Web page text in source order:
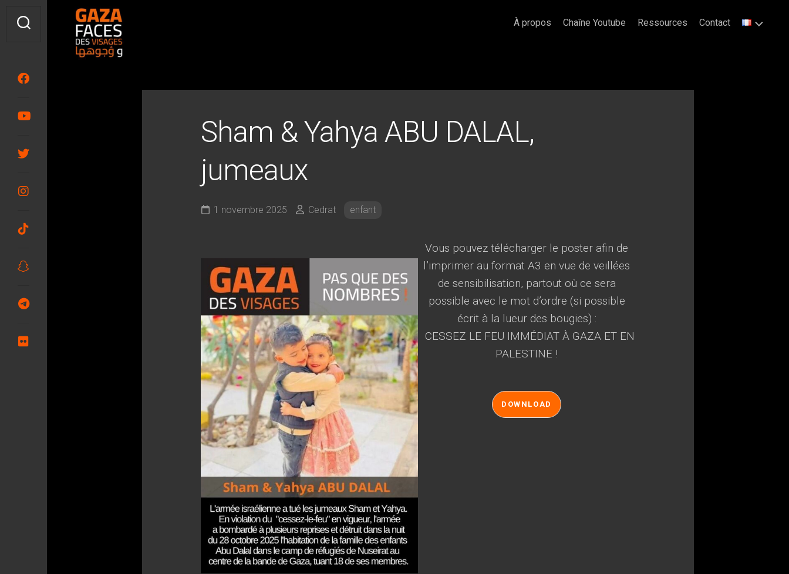
content
À propos Chaîne Youtube Ressources Contact
Sham & Yahya ABU DALAL,
jumeaux
1 novembre 2025 Cedrat enfant
Vous pouvez télécharger le poster afin de
l’imprimer au format A3 en vue de veillées
de sensibilisation, partout où ce sera
possible avec le mot d’ordre (si possible
écrit à la lueur des bougies) :
CESSEZ LE FEU IMMÉDIAT À GAZA ET EN
PALESTINE !
DOWNLOAD